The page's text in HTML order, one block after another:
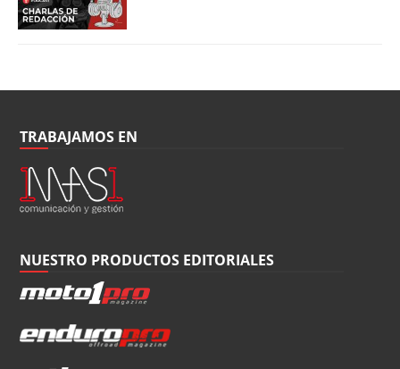
TRABAJAMOS EN
NUESTRO PRODUCTOS EDITORIALES